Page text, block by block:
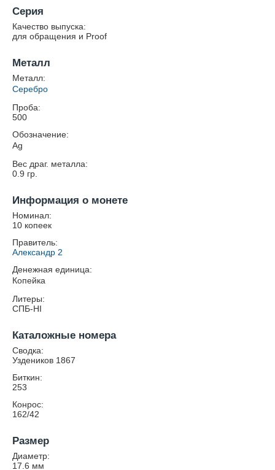
Серия
Качество выпуска:
для обращения и Proof
Металл
Металл:
Серебро
Проба:
500
Обозначение:
Ag
Вес драг. металла:
0.9 гр.
Информация о монете
Номинал:
10 копеек
Правитель:
Александр 2
Денежная единица:
Копейка
Литеры:
СПБ-HI
Каталожные номера
Сводка:
Уздеников 1867
Биткин:
253
Конрос:
162/42
Размер
Диаметр:
17.6 мм